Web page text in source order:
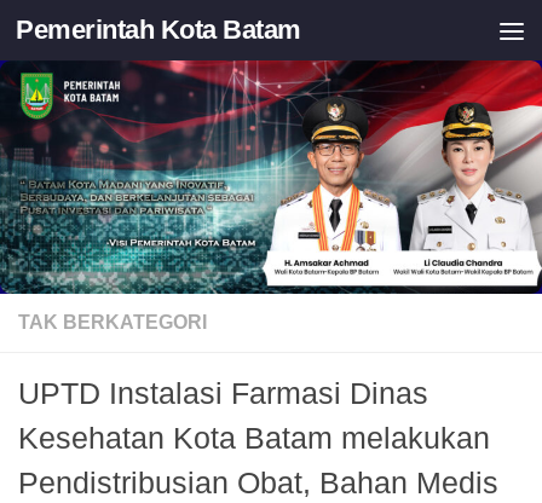
Skip to content
Pemerintah Kota Batam
TAK BERKATEGORI
UPTD Instalasi Farmasi Dinas
Kesehatan Kota Batam melakukan
Pendistribusian Obat, Bahan Medis